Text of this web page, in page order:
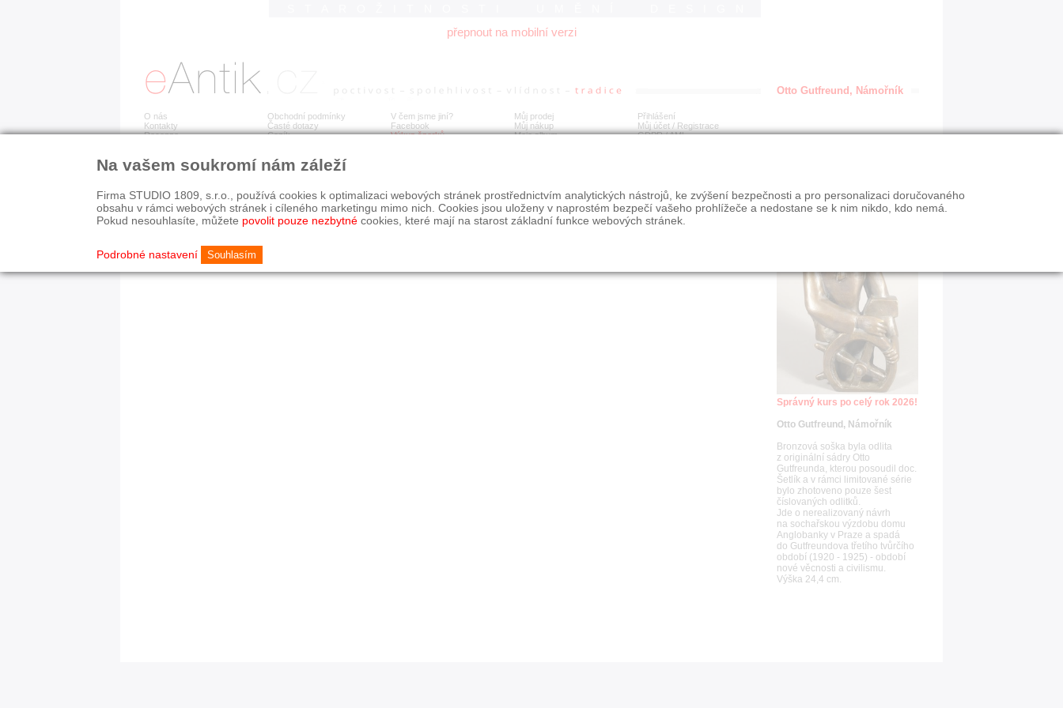
přepnout na mobilní verzi
O nás
Kontakty
Recenze
Obchodní podmínky
Časté dotazy
Ceník
V čem jsme jiní?
Facebook
Výkup šperků
Můj prodej
Můj nákup
Moje album
Přihlášení
Můj účet / Registrace
GDPR/AML
Detail položky již není dostupný.
© 2003-2026 STUDIO 1809, s.r.o.
Otto Gutfreund, Námořník
Správný kurs po celý rok 2026!
Otto Gutfreund, Námořník
Bronzová soška byla odlita
z originální sádry Otto
Gutfreunda, kterou posoudil doc.
Šetlík a v rámci limitované série
bylo zhotoveno pouze šest
číslovaných odlitků.
Jde o nerealizovaný návrh
na sochařskou výzdobu domu
Anglobanky v Praze a spadá
do Gutfreundova třetího tvůrčího
období (1920 - 1925) - období
nové věcnosti a civilismu.
Výška 24,4 cm.
Na vašem soukromí nám záleží
Firma STUDIO 1809, s.r.o., používá cookies k optimalizaci webových stránek prostřednictvím analytických nástrojů, ke zvýšení bezpečnosti a pro personalizaci doručovaného
obsahu v rámci webových stránek i cíleného marketingu mimo nich. Cookies jsou uloženy v naprostém bezpečí vašeho prohlížeče a nedostane se k nim nikdo, kdo nemá.
Pokud nesouhlasíte, můžete povolit pouze nezbytné cookies, které mají na starost základní funkce webových stránek.
Podrobné nastavení Souhlasím